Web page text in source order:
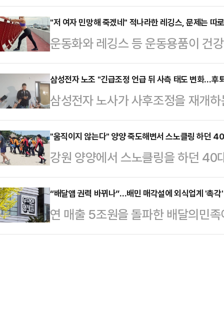
다", "코스피를 흔들어보자", "감방
오며 파장이 커지고 있다. 정부가
론하는 가운데, 노조 지도부와 일부
협상 국면이 더욱 험악해지는 분위
노동조합 삼성전자지부(초기업노
소통방에서 총파업 참여를 독려하
맞다"고 말했다. 이어 …
"저 여자 민망해 죽겠네" 적나라한 레깅스, 문제는 따
운동화와 레깅스 등 운동용품이 건
다.16일 관련업계에 따르면 영국
전문가인 니콜 딘은 최근 데일리메
만 운동할 때 착용하는 옷과 신발이
어 "운동용품을 만들 때 흔히 사용
소재의 옷을 세탁하고 입을 때마다
말했다.입자가 매우 작은 미세플라
통해 여러 장기에 …
삼성전자 노조 "긴급조정 언급 뒤 사측 태도 변화…후
삼성전자 노사가 사후조정을 재개
언급 이후 사측이 후퇴한 조정안을
했다. 노조는 사후조정에서 기존 안
않겠다는 입장을 밝혔다.삼성전자
상황에서 노조 측이 정부의 긴급조
장했다.삼성전자 내 최대 노조인 초
공식적으로 여명구 피플팀장(사측
“정부의 긴급조정 언급 …
"움직이지 않는다" 양양 죽도해변서 스노클링 하던
강원 양양에서 스노클링을 하던 40
끝내 숨졌다.17일 오전 11시42분
서 스노클링하던 40대 남성 A씨가
소방은 A씨를 구조해 심폐소생술
망했다.A씨는 해변 가까운 곳에서
“배달앱 권력 바뀌나”…배민 매각설에 외식업계 '촉각'
연 매출 5조원을 돌파한 배달의민
달 플랫폼 업계가 성장 중심 전략에